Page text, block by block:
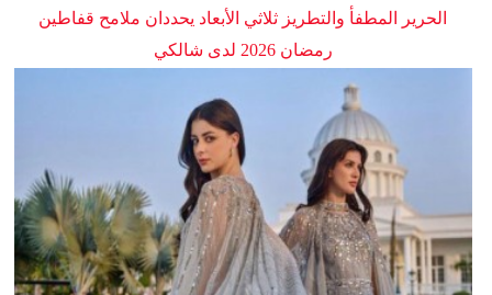
الحرير المطفأ والتطريز ثلاثي الأبعاد يحددان ملامح قفاطين
رمضان 2026 لدى شالكي